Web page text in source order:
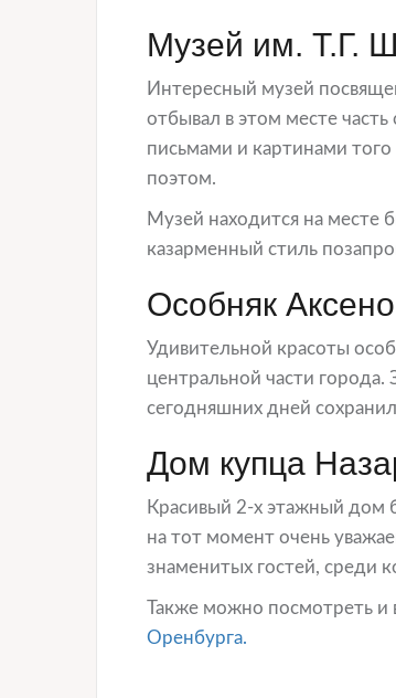
Музей им. Т.Г.
Интересный музей
отбывал в этом месте
письмами и картинами
поэтом.
Музей находится на месте
казарменный стиль
Особняк
Удивительной красоты
центральной части
сегодняшних дней
Дом купца
Красивый 2-х этажный дом
на тот момент очень
знаменитых гостей, среди
Также можно посмотреть и
Оренбурга.